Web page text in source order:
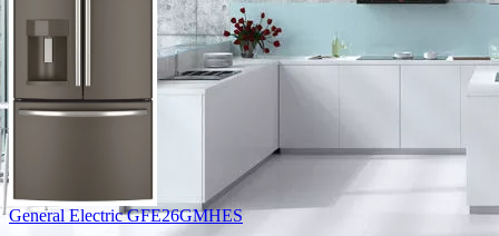
General Electric GFE26GMHES